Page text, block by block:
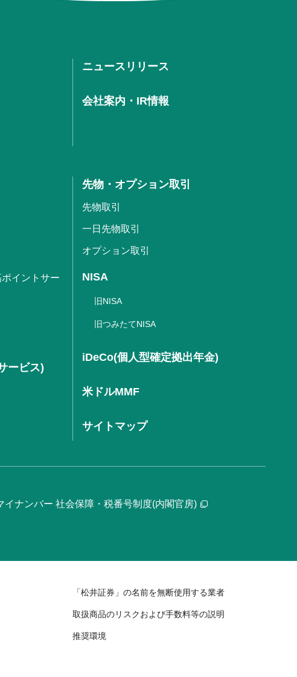
ニュースリリース
会社案内・IR情報
イントサー
ービス)
先物・オプション取引
先物取引
一日先物取引
オプション取引
NISA
旧NISA
旧つみたてNISA
iDeCo(個人型確定拠出年金)
米ドルMMF
サイトマップ
イナンバー 社会保障・税番号制度(内閣官房)
「松井証券」の名前を無断使用する業者
取扱商品のリスクおよび手数料等の説明
推奨環境